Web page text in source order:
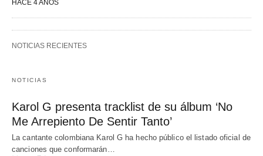
HACE 4 AÑOS
NOTICIAS RECIENTES
NOTICIAS
Karol G presenta tracklist de su álbum ‘No
Me Arrepiento De Sentir Tanto’
La cantante colombiana Karol G ha hecho público el listado oficial de
canciones que conformarán…